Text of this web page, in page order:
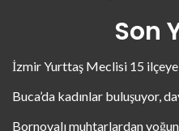
Son
İzmir Yurttaş Meclisi 15 ilçeye
Buca’da kadınlar buluşuyor,
Bornovalı muhtarlardan